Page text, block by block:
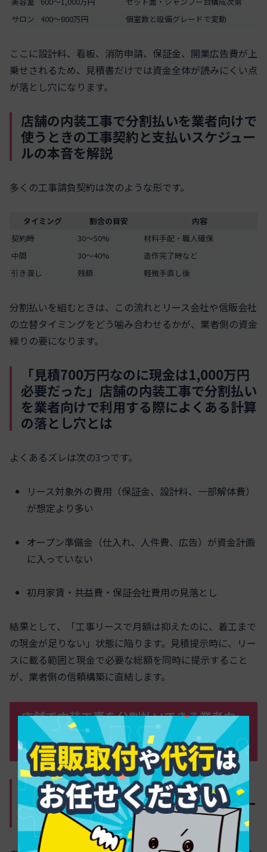
サロン
400〜800万円 個室数と設備グレードで変動
ここに設計料、看板、消防申請、保証金、開業広告費が上
乗せされるため、見積書だけでは資金全体が読みにくい点
が落とし穴になります。
店舗の内装工事で分割払いを業者向けで
使うときの工事契約と支払いスケジュー
ルの本音を解説
多くの工事請負契約は次のような形です。
タイミング 割合の目安
内容
契約時
30〜50%
材料手配・職人確保
中間
30〜40%
造作完了時など
引き渡し
残額 軽微手直し後
分割払いを組むときは、この流れとリース会社や信販会社
の立替タイミングをどう噛み合わせるかが、業者側の資金
繰りの要になります。
「見積700万円なのに現金は1,000万円
必要だった」店舗の内装工事で分割払い
を業者向けで利用する際によくある計算
の落とし穴とは
よくあるズレは次の3つです。
リース対象外の費用（保証金、設計料、一部解体費）
が想定より多い
オープン準備金（仕入れ、人件費、広告）が資金計画
に入っていない
初月家賃・共益費・保証会社費用の見落とし
結果として、「工事リースで月額は抑えたのに、着工まで
の現金が足りない」状態に陥ります。見積提示時に、リー
スに載る範囲と現金で必要な総額を同時に提示すること
が、業者側の信頼構築に直結します。
店舗で内装工事を分割払いできる業者向
けの選択肢とは？一括・分割・ローンの
リアルな実話も紹介
店舗の内装工事を一括や2〜3回の分割
払いで依頼する業者向けのリアルストー
リーと資金ショックの落とし穴